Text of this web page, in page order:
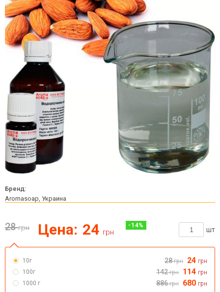
Бренд:
Aromasoap, Украина
28 грн Цена: 24 грн
- 14%
шт
10г 28 грн 24 грн
100г
142 грн 114 грн
1000 г
886 грн 680 грн